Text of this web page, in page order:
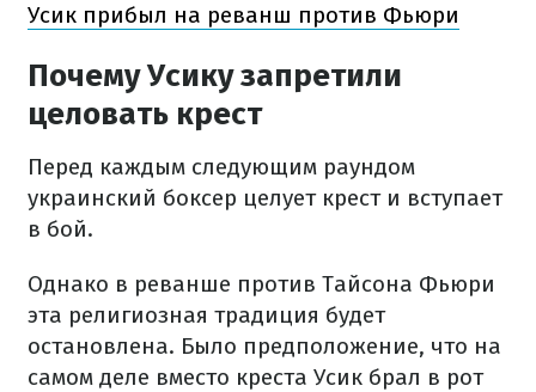
Усик прибыл на реванш против Фьюри
Почему Усику запретили
целовать крест
Перед каждым следующим раундом
украинский боксер целует крест и вступает
в бой.
Однако в реванше против Тайсона Фьюри
эта религиозная традиция будет
остановлена. Было предположение, что на
самом деле вместо креста Усик брал в рот